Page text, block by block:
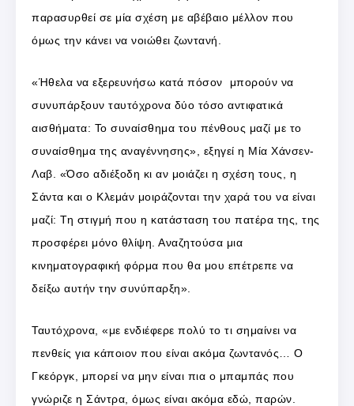
παρασυρθεί σε μία σχέση με αβέβαιο μέλλον που
όμως την κάνει να νοιώθει ζωντανή.
«Ήθελα να εξερευνήσω κατά πόσον μπορούν να
συνυπάρξουν ταυτόχρονα δύο τόσο αντιφατικά
αισθήματα: Το συναίσθημα του πένθους μαζί με το
συναίσθημα της αναγέννησης», εξηγεί η Μία Χάνσεν-
Λαβ. «Όσο αδιέξοδη κι αν μοιάζει η σχέση τους, η
Σάντα και ο Κλεμάν μοιράζονται την χαρά του να είναι
μαζί: Τη στιγμή που η κατάσταση του πατέρα της, της
προσφέρει μόνο θλίψη. Αναζητούσα μια
κινηματογραφική φόρμα που θα μου επέτρεπε να
δείξω αυτήν την συνύπαρξη».
Ταυτόχρονα, «με ενδιέφερε πολύ το τι σημαίνει να
πενθείς για κάποιον που είναι ακόμα ζωντανός… Ο
Γκεόργκ, μπορεί να μην είναι πια ο μπαμπάς που
γνώριζε η Σάντρα, όμως είναι ακόμα εδώ, παρών.